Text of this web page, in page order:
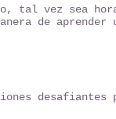
tal vez sea
de aprender
desafiantes